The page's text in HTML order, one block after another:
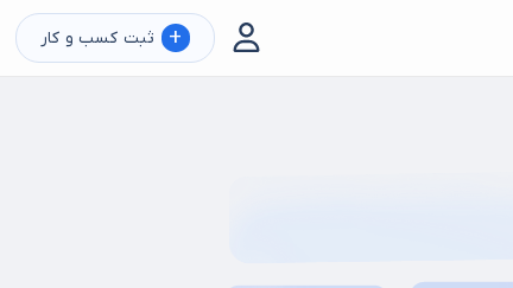
+ ثبت کسب و کار